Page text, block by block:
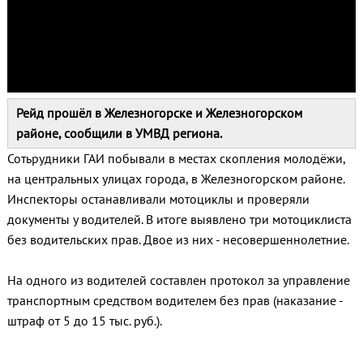
Рейд прошёл в Железногорске и Железногорском
районе, сообщили в УМВД региона.
Сотьрудники ГАИ побывали в местах скопления молодёжи,
на центральных улицах города, в Железногорском районе.
Инспекторы останавливали мотоциклы и проверяли
документы у водителей. В итоге выявлено три мотоциклиста
без водительских прав. Двое из них - несовершеннолетние.
На одного из водителей составлен протокол за управление
транспортным средством водителем без прав (наказание -
штраф от 5 до 15 тыс. руб.).